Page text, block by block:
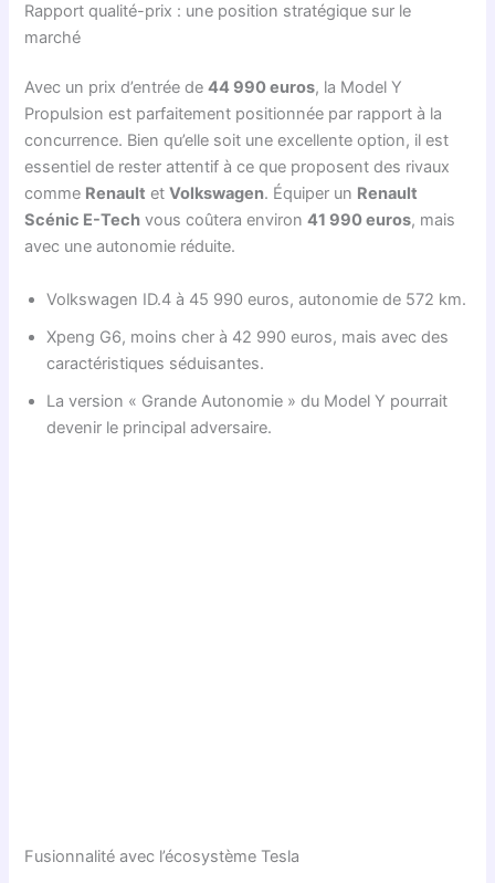
Rapport qualité-prix : une position stratégique sur le
marché
Avec un prix d’entrée de44 990 euros, la Model Y
Propulsion est parfaitement positionnée par rapport à la
concurrence. Bien qu’elle soit une excellente option, il est
essentiel de rester attentif à ce que proposent des rivaux
comme Renault etVolkswagen. Équiper un Renault
Scénic E-Tech vous coûtera environ41 990 euros, mais
avec une autonomie réduite.
Volkswagen ID.4 à 45 990 euros, autonomie de 572 km.
Xpeng G6, moins cher à 42 990 euros, mais avec des
caractéristiques séduisantes.
La version « Grande Autonomie » du Model Y pourrait
devenir le principal adversaire.
Fusionnalité avec l’écosystème Tesla